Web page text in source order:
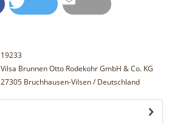
19233
Vilsa Brunnen Otto Rodekohr GmbH & Co. KG
27305 Bruchhausen-Vilsen / Deutschland